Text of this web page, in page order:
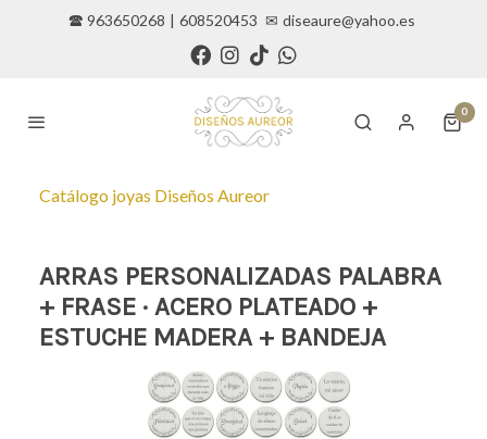
🕿 963650268 | 608520453 ✉ diseaure@yahoo.es
0
Catálogo joyas Diseños Aureor
ARRAS PERSONALIZADAS PALABRA
+ FRASE · ACERO PLATEADO +
ESTUCHE MADERA + BANDEJA